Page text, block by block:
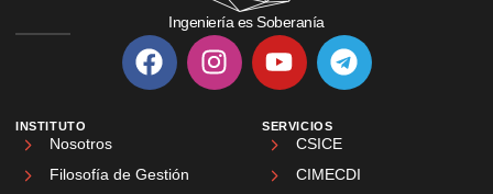
Ingeniería es Soberanía
INSTITUTO
Nosotros
Filosofía de Gestión
SERVICIOS
CSICE
CIMECDI